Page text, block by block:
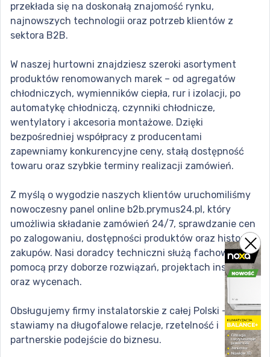
przekłada się na doskonałą znajomość rynku,
najnowszych technologii oraz potrzeb klientów z
sektora B2B.
W naszej hurtowni znajdziesz szeroki asortyment
produktów renomowanych marek – od agregatów
chłodniczych, wymienników ciepła, rur i izolacji, po
automatykę chłodniczą, czynniki chłodnicze,
wentylatory i akcesoria montażowe. Dzięki
bezpośredniej współpracy z producentami
zapewniamy konkurencyjne ceny, stałą dostępność
towaru oraz szybkie terminy realizacji zamówień.
Z myślą o wygodzie naszych klientów uruchomiliśmy
nowoczesny panel online b2b.prymus24.pl, który
umożliwia składanie zamówień 24/7, sprawdzanie cen
po zalogowaniu, dostępności produktów oraz historii
zakupów. Nasi doradcy techniczni służą fachową
pomocą przy doborze rozwiązań, projektach instalacji
oraz wycenach.
Obsługujemy firmy instalatorskie z całej Polski –
stawiamy na długofalowe relacje, rzetelność i
partnerskie podejście do biznesu.